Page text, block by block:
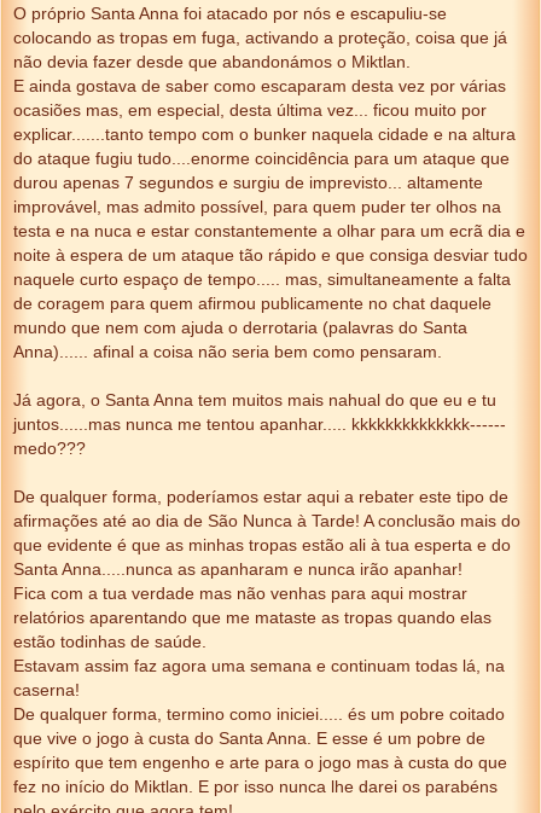
O próprio Santa Anna foi atacado por nós e escapuliu-se
colocando as tropas em fuga, activando a proteção, coisa que já
não devia fazer desde que abandonámos o Miktlan.
E ainda gostava de saber como escaparam desta vez por várias
ocasiões mas, em especial, desta última vez... ficou muito por
explicar.......tanto tempo com o bunker naquela cidade e na altura
do ataque fugiu tudo....enorme coincidência para um ataque que
durou apenas 7 segundos e surgiu de imprevisto... altamente
improvável, mas admito possível, para quem puder ter olhos na
testa e na nuca e estar constantemente a olhar para um ecrã dia e
noite à espera de um ataque tão rápido e que consiga desviar tudo
naquele curto espaço de tempo..... mas, simultaneamente a falta
de coragem para quem afirmou publicamente no chat daquele
mundo que nem com ajuda o derrotaria (palavras do Santa
Anna)...... afinal a coisa não seria bem como pensaram.
Já agora, o Santa Anna tem muitos mais nahual do que eu e tu
juntos......mas nunca me tentou apanhar..... kkkkkkkkkkkkkk------
medo???
De qualquer forma, poderíamos estar aqui a rebater este tipo de
afirmações até ao dia de São Nunca à Tarde! A conclusão mais do
que evidente é que as minhas tropas estão ali à tua esperta e do
Santa Anna.....nunca as apanharam e nunca irão apanhar!
Fica com a tua verdade mas não venhas para aqui mostrar
relatórios aparentando que me mataste as tropas quando elas
estão todinhas de saúde.
Estavam assim faz agora uma semana e continuam todas lá, na
caserna!
De qualquer forma, termino como iniciei..... és um pobre coitado
que vive o jogo à custa do Santa Anna. E esse é um pobre de
espírito que tem engenho e arte para o jogo mas à custa do que
fez no início do Miktlan. E por isso nunca lhe darei os parabéns